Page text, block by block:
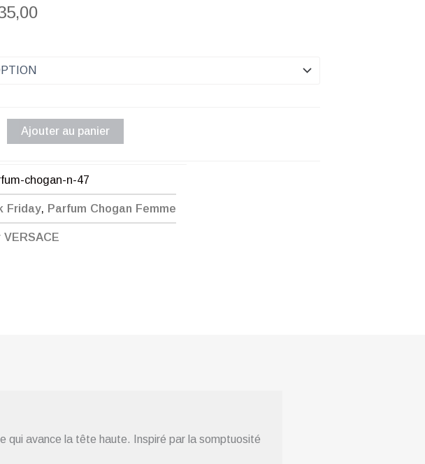
Plage
à
€ 35,00
Ajouter au panier
chogan-n-47
Friday, Parfum Chogan Femme
qui avance la tête haute. Inspiré par la somptuosité